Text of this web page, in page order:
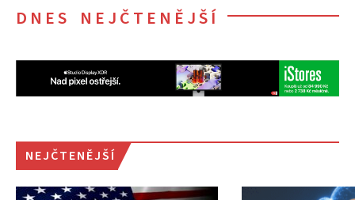
DNES NEJČTENĚJŠÍ
NEJČTENĚJŠÍ